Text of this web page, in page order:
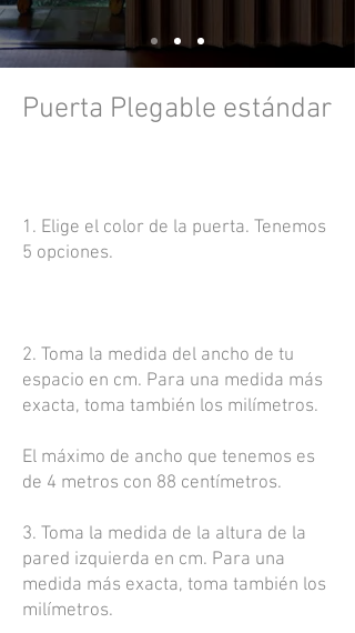
Puerta Plegable estándar
1. Elige el color de la puerta. Tenemos
5 opciones.
2. Toma la medida del ancho de tu
espacio en cm. Para una medida más
exacta, toma también los milímetros.
El máximo de ancho que tenemos es
de 4 metros con 88 centímetros.
3. Toma la medida de la altura de la
pared izquierda en cm. Para una
medida más exacta, toma también los
milímetros.